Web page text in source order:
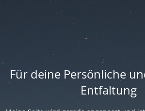
Für deine Persönliche
Entfaltung